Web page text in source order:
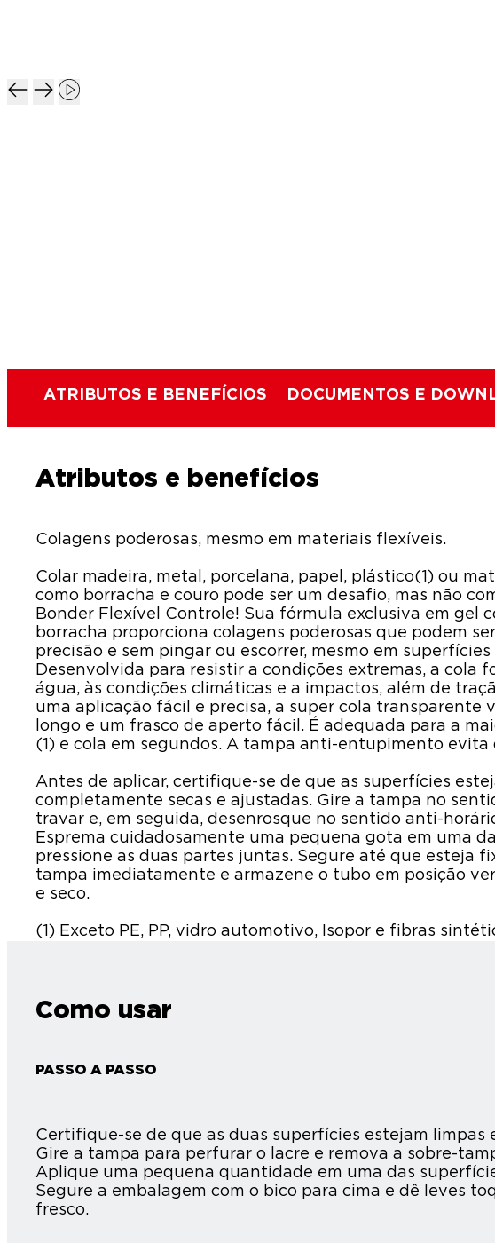
ATRIBUTOS E BENEFÍCIOS DOCUMENTOS E
Atributos e benefícios
Colagens poderosas, mesmo em materiais flexíveis.
Colar madeira, metal, porcelana, papel, plástico(1) ou
como borracha e couro pode ser um desafio, mas não
Bonder Flexível Controle! Sua fórmula exclusiva em gel
borracha proporciona colagens poderosas que podem
precisão e sem pingar ou escorrer, mesmo em
Desenvolvida para resistir a condições extremas, a cola
água, às condições climáticas e a impactos, além de
uma aplicação fácil e precisa, a super cola transparente
longo e um frasco de aperto fácil. É adequada para a
(1) e cola em segundos. A tampa anti-entupimento evita
Antes de aplicar, certifique-se de que as superfícies
completamente secas e ajustadas. Gire a tampa no
travar e, em seguida, desenrosque no sentido anti-
Esprema cuidadosamente uma pequena gota em uma
pressione as duas partes juntas. Segure até que esteja
tampa imediatamente e armazene o tubo em posição
e seco.
(1) Exceto PE, PP, vidro automotivo, Isopor e fibras
Como usar
PASSO A PASSO
Certifique-se de que as duas superfícies estejam limpas
Gire a tampa para perfurar o lacre e remova a sobre-
Aplique uma pequena quantidade em uma das
Segure a embalagem com o bico para cima e dê leves
fresco.